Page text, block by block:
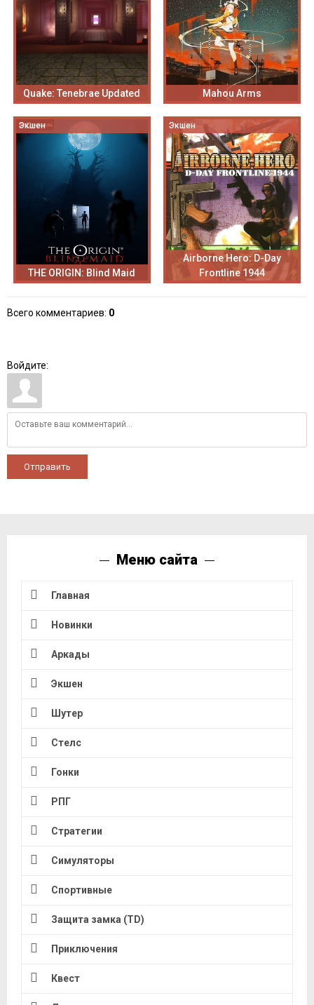
Quake: Tenebrae Updated Mahou Arms
Экшен
THE ORIGIN: Blind Maid
Экшен
Airborne Hero: D-Day
Frontline 1944
Всего комментариев: 0
Войдите:
Отправить
Меню сайта
Главная
Новинки
Аркады
Экшен
Шутер
Стелс
Гонки
РПГ
Стратегии
Симуляторы
Спортивные
Защита замка (TD)
Приключения
Квест